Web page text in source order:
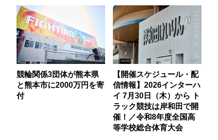
競輪関係3団体が熊本県
と熊本市に2000万円を寄
付
【開催スケジュール・配
信情報】2026インターハ
イ 7月30日（木）から ト
ラック競技は岸和田で開
催！／令和8年度全国高
等学校総合体育大会